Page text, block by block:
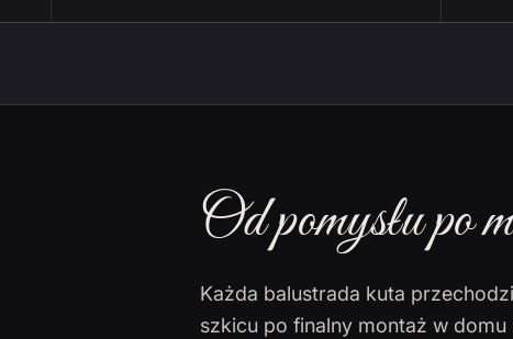
Od pomysłu po
Każda balustrada kuta
szkicu po finalny montaż w domu